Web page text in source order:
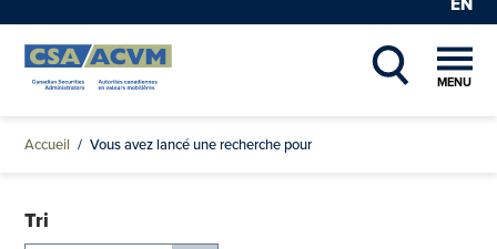
MENU
Accueil / Vous avez lancé une recherche pour
Tri